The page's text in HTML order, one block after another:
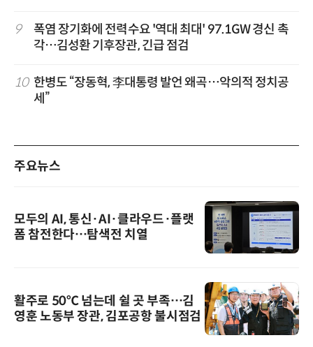
9
폭염 장기화에 전력수요 '역대 최대' 97.1GW 경신 촉
각…김성환 기후장관, 긴급 점검
10 한병도 “장동혁, 李대통령 발언 왜곡…악의적 정치공
세”
주요뉴스
모두의 AI, 통신·AI·클라우드·플랫
폼 참전한다…탐색전 치열
활주로 50℃ 넘는데 쉴 곳 부족…김
영훈 노동부 장관, 김포공항 불시점검